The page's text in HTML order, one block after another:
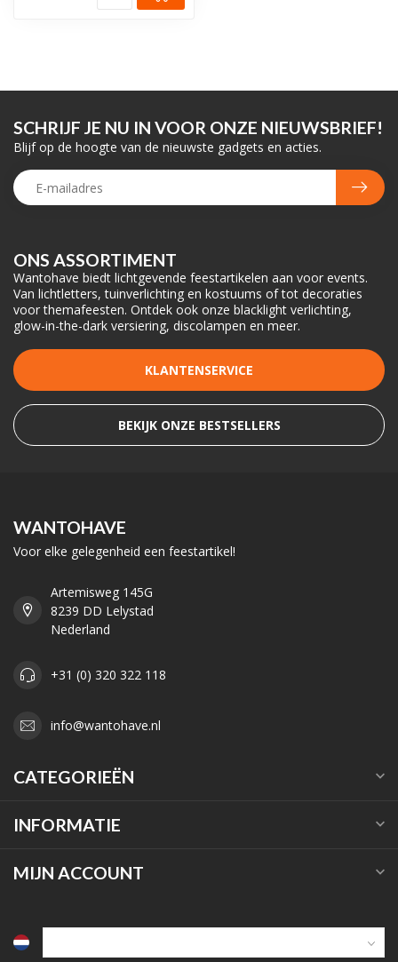
ONS ASSORTIMENT
Wantohave biedt lichtgevende feestartikelen aan voor events.
Van lichtletters, tuinverlichting en kostuums of tot decoraties
voor themafeesten. Ontdek ook onze blacklight verlichting,
glow-in-the-dark versiering, discolampen en meer.
KLANTENSERVICE
BEKIJK ONZE BESTSELLERS
SCHRIJF JE NU IN VOOR ONZE NIEUWSBRIEF!
Blijf op de hoogte van de nieuwste gadgets en acties.
WANTOHAVE
Voor elke gelegenheid een feestartikel!
Artemisweg 145G
8239 DD Lelystad
Nederland
+31 (0) 320 322 118
info@wantohave.nl
CATEGORIEËN
INFORMATIE
MIJN ACCOUNT